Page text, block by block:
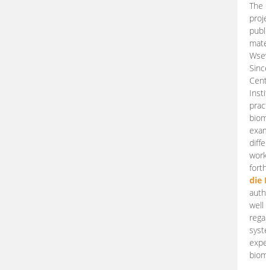
die
well